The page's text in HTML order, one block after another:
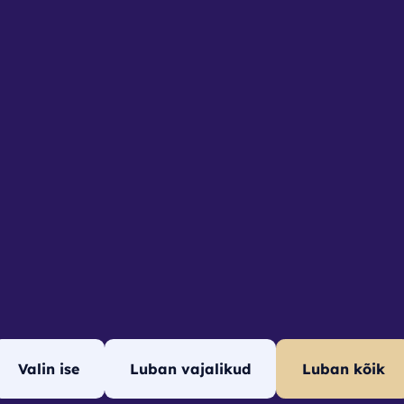
© Nutirent 2026. Powered by autlio.com
Valin ise Luban vajalikud Luban kõik